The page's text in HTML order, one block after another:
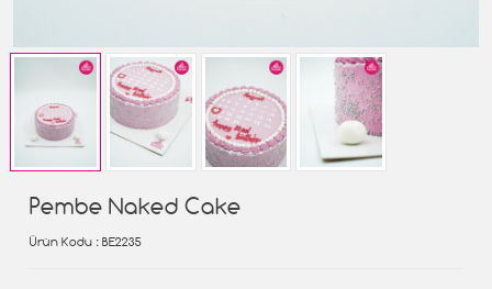
Pembe Naked Cake
Ürün Kodu : BE2235